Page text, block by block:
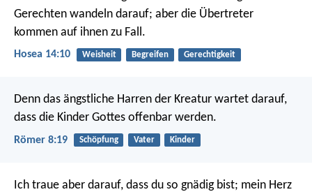
Gerechten wandeln darauf; aber die Übertreter
kommen auf ihnen zu Fall.
Hosea 14:10 Weisheit Begreifen Gerechtigkeit
Denn das ängstliche Harren der Kreatur wartet darauf,
dass die Kinder Gottes offenbar werden.
Römer 8:19 Schöpfung Vater Kinder
Ich traue aber darauf, dass du so gnädig bist; mein Herz